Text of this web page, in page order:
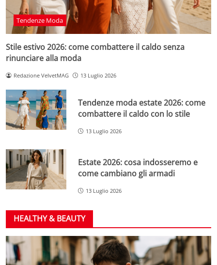
Tendenze Moda
Stile estivo 2026: come combattere il caldo senza
rinunciare alla moda
Redazione VelvetMAG 13 Luglio 2026
Tendenze moda estate 2026: come
combattere il caldo con lo stile
13 Luglio 2026
Estate 2026: cosa indosseremo e
come cambiano gli armadi
13 Luglio 2026
HEALTHY & BEAUTY